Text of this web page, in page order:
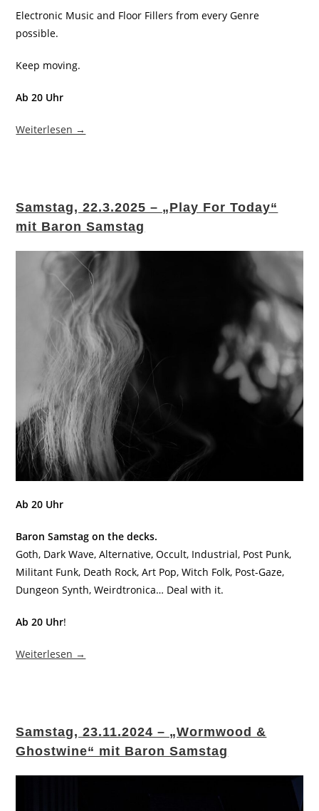
Electronic Music and Floor Fillers from every Genre
possible.
Keep moving.
Ab 20 Uhr
Weiterlesen →
Samstag, 22.3.2025 – „Play For Today“
mit Baron Samstag
Ab 20 Uhr
Baron Samstag on the decks.
Goth, Dark Wave, Alternative, Occult, Industrial, Post Punk,
Militant Funk, Death Rock, Art Pop, Witch Folk, Post-Gaze,
Dungeon Synth, Weirdtronica… Deal with it.
Ab 20 Uhr!
Weiterlesen →
Samstag, 23.11.2024 – „Wormwood &
Ghostwine“ mit Baron Samstag